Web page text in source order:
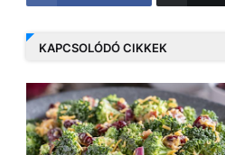
KAPCSOLÓDÓ CIKKEK